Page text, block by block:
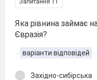
Яка рівнина займає
Євразія?
варіанти відповідей
Західно-сибірська